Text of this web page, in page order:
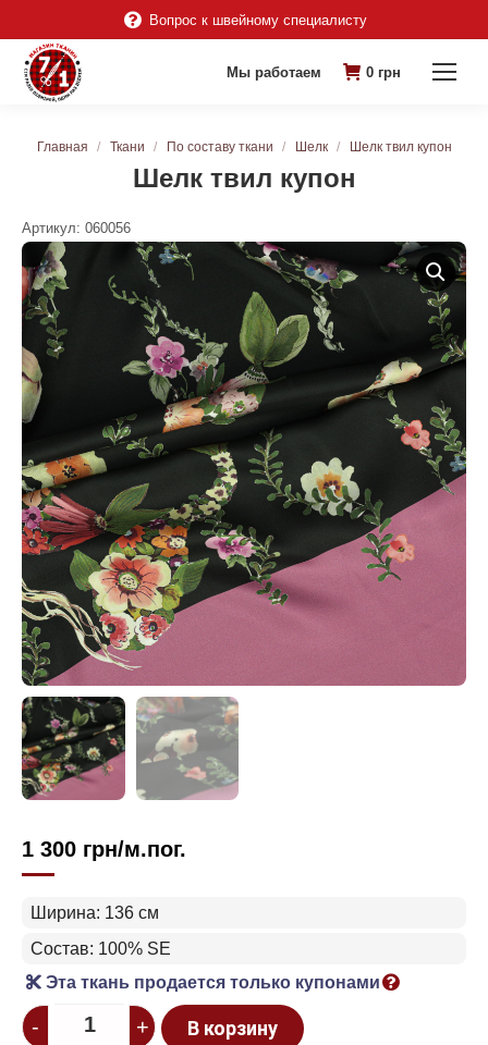
Вопрос к швейному специалисту
Мы работаем 0 грн
Шелк твил купон
Вы здесь:
Главная Ткани По составу ткани Шелк Шелк твил купон
Артикул: 060056
1 300 грн/м.пог.
Ширина: 136 см
Состав: 100% SE
Эта ткань продается только купонами
Quantity
- + В корзину